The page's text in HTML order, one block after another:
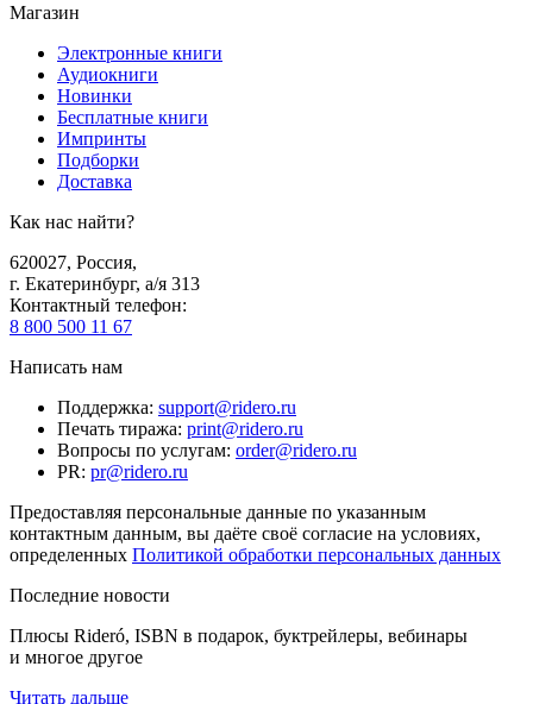
Магазин
Электронные книги
Аудиокниги
Новинки
Бесплатные книги
Импринты
Подборки
Доставка
Как нас найти?
620027, Россия,
г. Екатеринбург, а/я 313
Контактный телефон:
8 800 500 11 67
Написать нам
Поддержка: support@ridero.ru
Печать тиража: print@ridero.ru
Вопросы по услугам: order@ridero.ru
PR: pr@ridero.ru
Предоставляя персональные данные по указанным
контактным данным, вы даёте своё согласие на условиях,
определенных Политикой обработки персональных данных
Последние новости
Плюсы Rideró, ISBN в подарок, буктрейлеры, вебинары
и многое другое
Читать дальше